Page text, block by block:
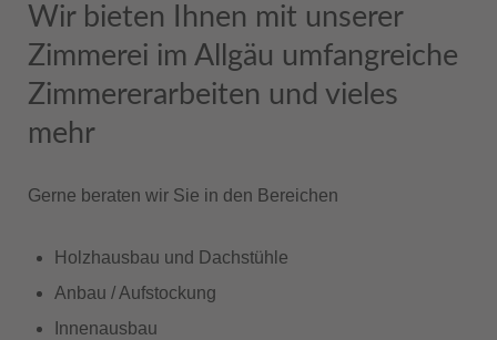
Wir bieten Ihnen mit unserer
Zimmerei im Allgäu umfangreiche
Zimmererarbeiten und vieles
mehr
Gerne beraten wir Sie in den Bereichen
Holzhausbau und Dachstühle
Anbau / Aufstockung
Innenausbau